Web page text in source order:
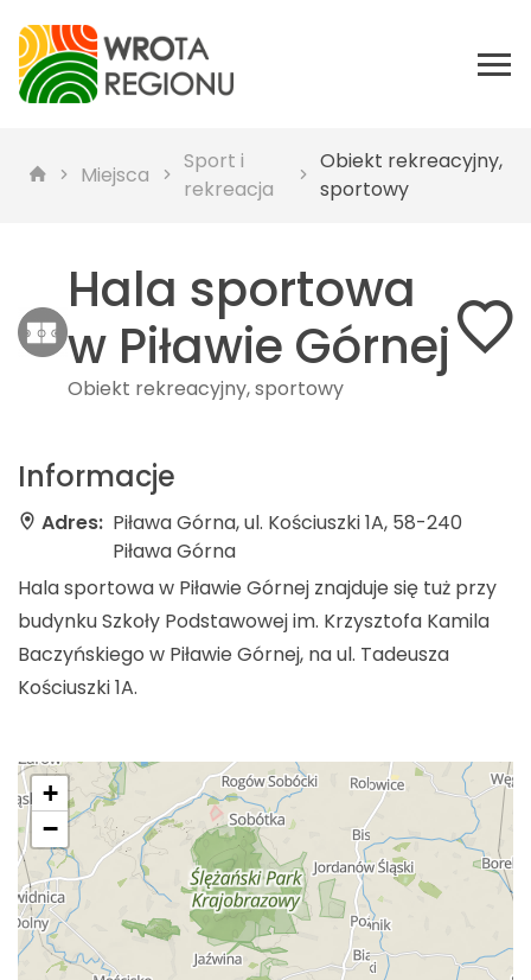
Miejsca
Sport i
rekreacja
Obiekt rekreacyjny,
sportowy
Hala sportowa
w Piławie Górnej
Obiekt rekreacyjny, sportowy
Informacje
Adres: Piława Górna, ul. Kościuszki 1A, 58-240
Piława Górna
Hala sportowa w Piławie Górnej znajduje się tuż przy
budynku Szkoły Podstawowej im. Krzysztofa Kamila
Baczyńskiego w Piławie Górnej, na ul. Tadeusza
Kościuszki 1A.
+
−